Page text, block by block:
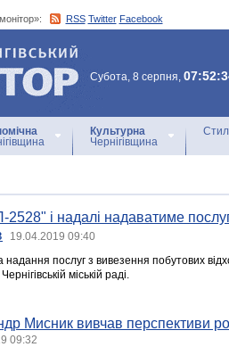
RSS Twitter Facebook
монітор»
Субота, 8 серпня,
Культурна
Чернігівщина
і надалі надаватиме
19.04.2019 09:40
надання послуг з вивезення побутових
міській раді.
Мисник вивчав перспективи
09:32